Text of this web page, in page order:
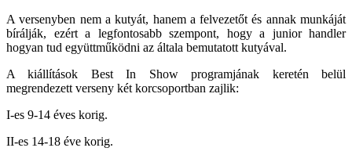
A versenyben nem a kutyát, hanem a felvezetőt és annak munkáját
bírálják, ezért a legfontosabb szempont, hogy a junior handler
hogyan tud együttműködni az általa bemutatott kutyával.
A kiállítások Best In Show programjának keretén belül
megrendezett verseny két korcsoportban zajlik:
I-es 9-14 éves korig.
II-es 14-18 éve korig.